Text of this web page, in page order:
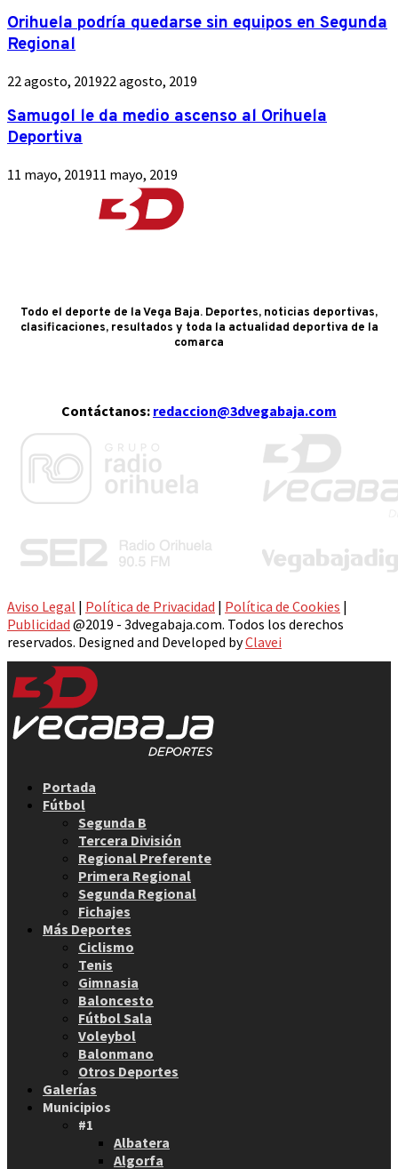
Orihuela podría quedarse sin equipos en Segunda
Regional
22 agosto, 201922 agosto, 2019
Samugol le da medio ascenso al Orihuela
Deportiva
11 mayo, 201911 mayo, 2019
Todo el deporte de la Vega Baja. Deportes, noticias deportivas,
clasificaciones, resultados y toda la actualidad deportiva de la
comarca
Contáctanos: redaccion@3dvegabaja.com
Aviso Legal | Política de Privacidad | Política de Cookies |
Publicidad @2019 - 3dvegabaja.com. Todos los derechos
reservados. Designed and Developed byClavei
Portada
Fútbol
Segunda B
Tercera División
Regional Preferente
Primera Regional
Segunda Regional
Fichajes
Más Deportes
Ciclismo
Tenis
Gimnasia
Baloncesto
Fútbol Sala
Voleybol
Balonmano
Otros Deportes
Galerías
Municipios
#1
Albatera
Algorfa